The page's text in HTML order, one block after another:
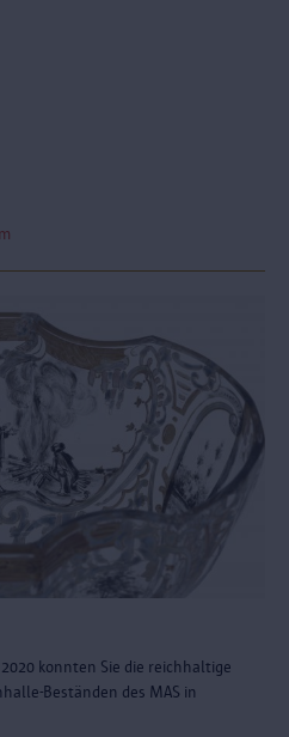
2020 konnten Sie die reichhaltige
Beständen des MAS in